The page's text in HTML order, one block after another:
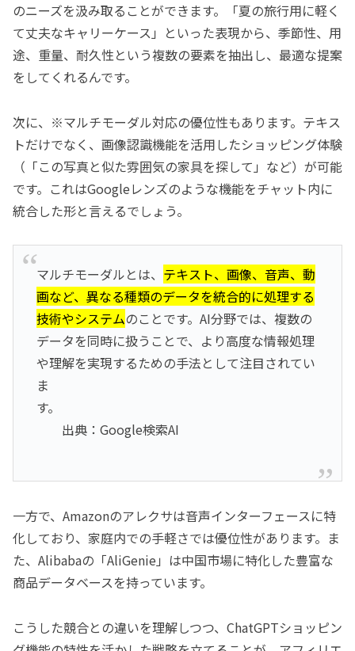
のニーズを汲み取ることができます。「夏の旅行用に軽く
て丈夫なキャリーケース」といった表現から、季節性、用
途、重量、耐久性という複数の要素を抽出し、最適な提案
をしてくれるんです。
次に、※マルチモーダル対応の優位性もあります。テキス
トだけでなく、画像認識機能を活用したショッピング体験
（「この写真と似た雰囲気の家具を探して」など）が可能
です。これはGoogleレンズのような機能をチャット内に
統合した形と言えるでしょう。
マルチモーダルとは、 テキスト、画像、音声、動
画など、異なる種類のデータを統合的に処理する
技術やシステムのことです。AI分野では、複数の
データを同時に扱うことで、より高度な情報処理
や理解を実現するための手法として注目されてい
ま
す。
出典：Google検索AI
一方で、Amazonのアレクサは音声インターフェースに特
化しており、家庭内での手軽さでは優位性があります。ま
た、Alibabaの「AliGenie」は中国市場に特化した豊富な
商品データベースを持っています。
こうした競合との違いを理解しつつ、ChatGPTショッピン